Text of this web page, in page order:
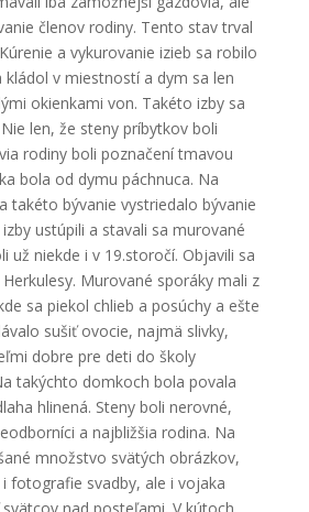
členov rodiny. Tento stav trval
a vykurovanie izieb sa robilo
v miestností a dym sa len
okienkami von. Takéto izby sa
len, že steny príbytkov boli
rodiny boli poznačení tmavou
bola od dymu páchnuca. Na
takéto bývanie vystriedalo bývanie
ustúpili a stavali sa murované
už niekde i v 19.storočí. Objavili sa
Murované sporáky mali z
sa piekol chlieb a posúchy a ešte
sušiť ovocie, najmä slivky,
dobre pre deti do školy
takýchto domkoch bola povala
hlinená. Steny boli nerovné,
a najbližšia rodina. Na
množstvo svätých obrázkov,
fotografie svadby, ale i vojaka